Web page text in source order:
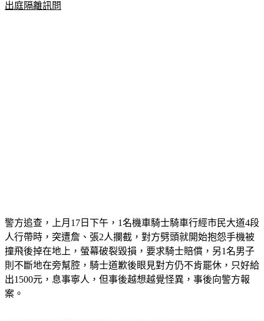
出庭隔離訊問
警方追查，上月17日下午，1名機車騎士騎車行經市民大道4段
人行帶時，突遭詹、張2人攔截，對方劈頭就開始抱怨手機被
撞飛後掉在地上，螢幕破裂毀損，要求騎士賠償，另1名男子
則不斷地在旁幫腔，騎士道歉後眼見對方仍不肯罷休，只好給
出1500元，息事寧人，但事後越想越覺怪異，事後向警方報
案。